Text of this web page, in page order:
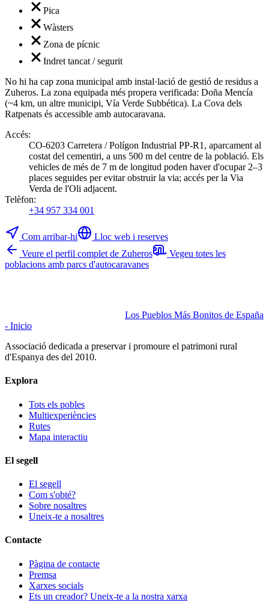
Pica
Wàsters
Zona de pícnic
Indret tancat / segurit
No hi ha cap zona municipal amb instal·lació de gestió de residus a
Zuheros. La zona equipada més propera verificada: Doña Mencía
(~4 km, un altre municipi, Vía Verde Subbética). La Cova dels
Ratpenats és accessible amb autocaravana.
Accés:
CO-6203 Carretera / Polígon Industrial PP-R1, aparcament al
costat del cementiri, a uns 500 m del centre de la població. Els
vehicles de més de 7 m de longitud poden haver d'ocupar 2–3
places seguides per evitar obstruir la via; accés per la Via
Verda de l'Oli adjacent.
Telèfon:
+34 957 334 001
Com arribar-hi
Lloc web i reserves
Veure el perfil complet de Zuheros
Vegeu totes les
poblacions amb parcs d'autocaravanes
Los Pueblos Más Bonitos de España
- Inicio
Associació dedicada a preservar i promoure el patrimoni rural
d'Espanya des del 2010.
Explora
Tots els pobles
Multiexperiències
Rutes
Mapa interactiu
El segell
El segell
Com s'obté?
Sobre nosaltres
Uneix-te a nosaltres
Contacte
Pàgina de contacte
Premsa
Xarxes socials
Ets un creador? Uneix-te a la nostra xarxa